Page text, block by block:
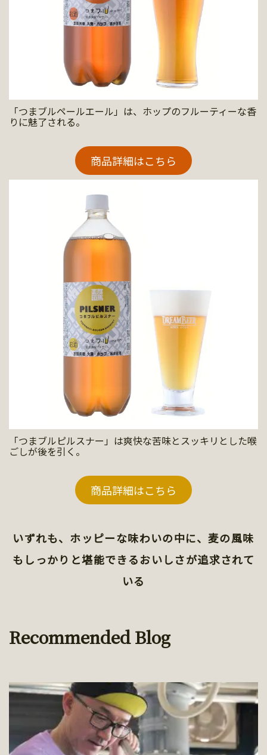
「つまブルペールエール」は、ホップのフルーティーな香
りに魅了される。
商品詳細はこちら
「つまブルピルスナー」は爽快な苦味とスッキリとした喉
ごしが後を引く。
商品詳細はこちら
いずれも、ホッピーな味わいの中に、麦の風味
もしっかりと堪能できるおいしさが追求されて
いる
Recommended Blog